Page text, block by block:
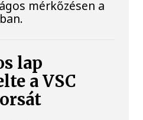
mérkőzésen a
lap
a VSC